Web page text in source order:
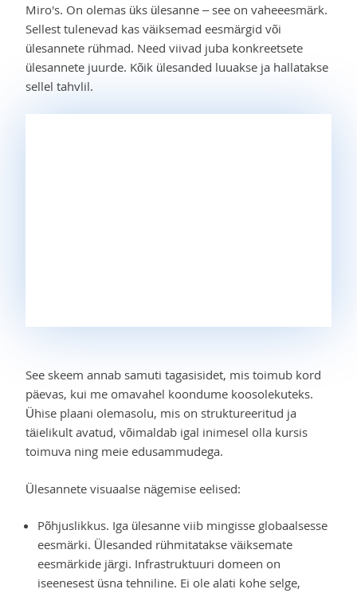
Miro's. On olemas üks ülesanne – see on vaheeesmärk.
Sellest tulenevad kas väiksemad eesmärgid või
ülesannete rühmad. Need viivad juba konkreetsete
ülesannete juurde. Kõik ülesanded luuakse ja hallatakse
sellel tahvlil.
See skeem annab samuti tagasisidet, mis toimub kord
päevas, kui me omavahel koondume koosolekuteks.
Ühise plaani olemasolu, mis on struktureeritud ja
täielikult avatud, võimaldab igal inimesel olla kursis
toimuva ning meie edusammudega.
Ülesannete visuaalse nägemise eelised:
Põhjuslikkus. Iga ülesanne viib mingisse globaalsesse
eesmärki. Ülesanded rühmitatakse väiksemate
eesmärkide järgi. Infrastruktuuri domeen on
iseenesest üsna tehniline. Ei ole alati kohe selge,